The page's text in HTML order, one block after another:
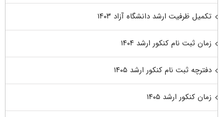
تکمیل ظرفیت ارشد دانشگاه آزاد ۱۴۰۳
زمان ثبت نام کنکور ارشد ۱۴۰۴
دفترچه ثبت نام کنکور ارشد ۱۴۰۵
زمان کنکور ارشد ۱۴۰۵